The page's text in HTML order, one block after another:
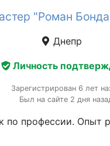
"Роман
Днепр
Личность
Зарегистрирован 6 лет
Был на сайте 2 дня
по профессии. Опыт